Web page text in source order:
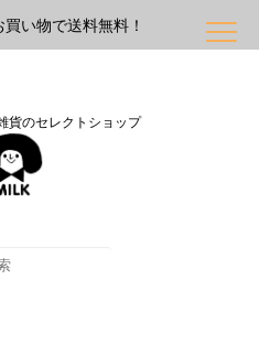
い物で送料無料！
貨のセレクトショップ